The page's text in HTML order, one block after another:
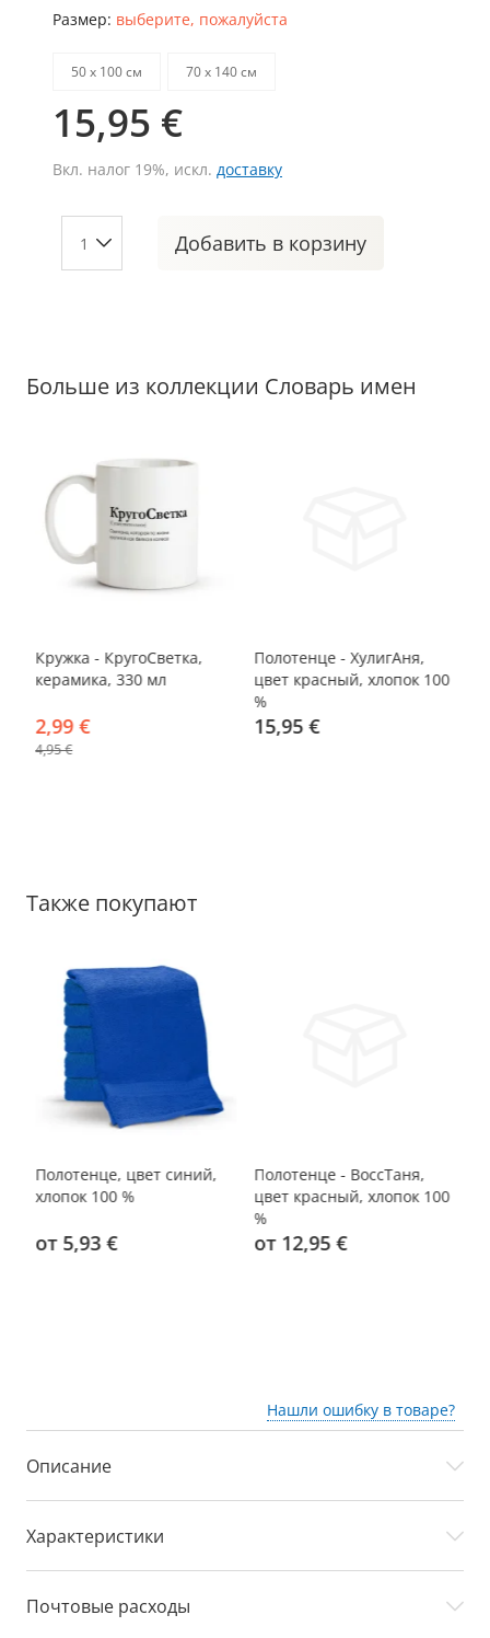
Размер: выберите, пожалуйста
50 х 100 см 70 х 140 см
15,95 €
Вкл. налог 19%, искл. доставку
Добавить в корзину
Больше из коллекции Словарь имен
-40%
Кружка - КругоСветка,
керамика, 330 мл
2,99 €
4,95 €
Полотенце - ХулигАня,
цвет красный, хлопок 100
%
15,95 €
Также покупают
Полотенце, цвет синий,
хлопок 100 %
от 5,93 €
Полотенце - ВоссТаня,
цвет красный, хлопок 100
%
от 12,95 €
Нашли ошибку в товаре?
Описание
Характеристики
Почтовые расходы